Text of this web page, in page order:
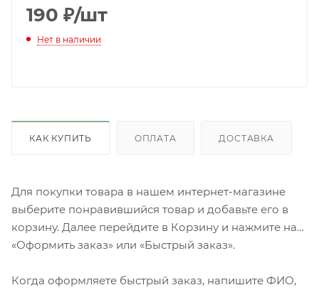
190 ₽/шт
Нет в наличии
КАК КУПИТЬ ОПЛАТА ДОСТАВКА
Для покупки товара в нашем интернет-магазине
выберите понравившийся товар и добавьте его в
корзину. Далее перейдите в Корзину и нажмите на
«Оформить заказ» или «Быстрый заказ».
Когда оформляете быстрый заказ, напишите ФИО,